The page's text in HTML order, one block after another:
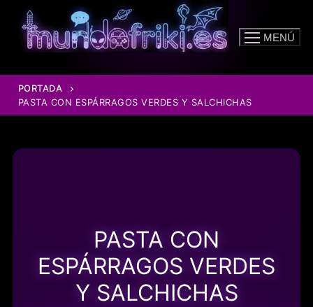
contenido
MENÚ
PORTADA
PASTA CON ESPÁRRAGOS VERDES Y SALCHICHAS
PASTA CON
ESPÁRRAGOS VERDES
Y SALCHICHAS